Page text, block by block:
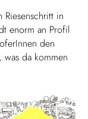
in
enorm an Profil
den
was da kommen